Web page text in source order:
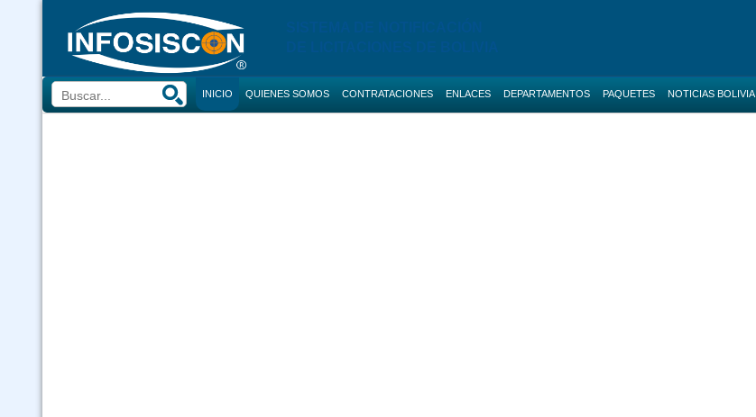
INICIO QUIENES SOMOS CONTRATACIONES ENLACES DEPARTAMENTOS PAQUETES NOTICIAS BOLIVIA